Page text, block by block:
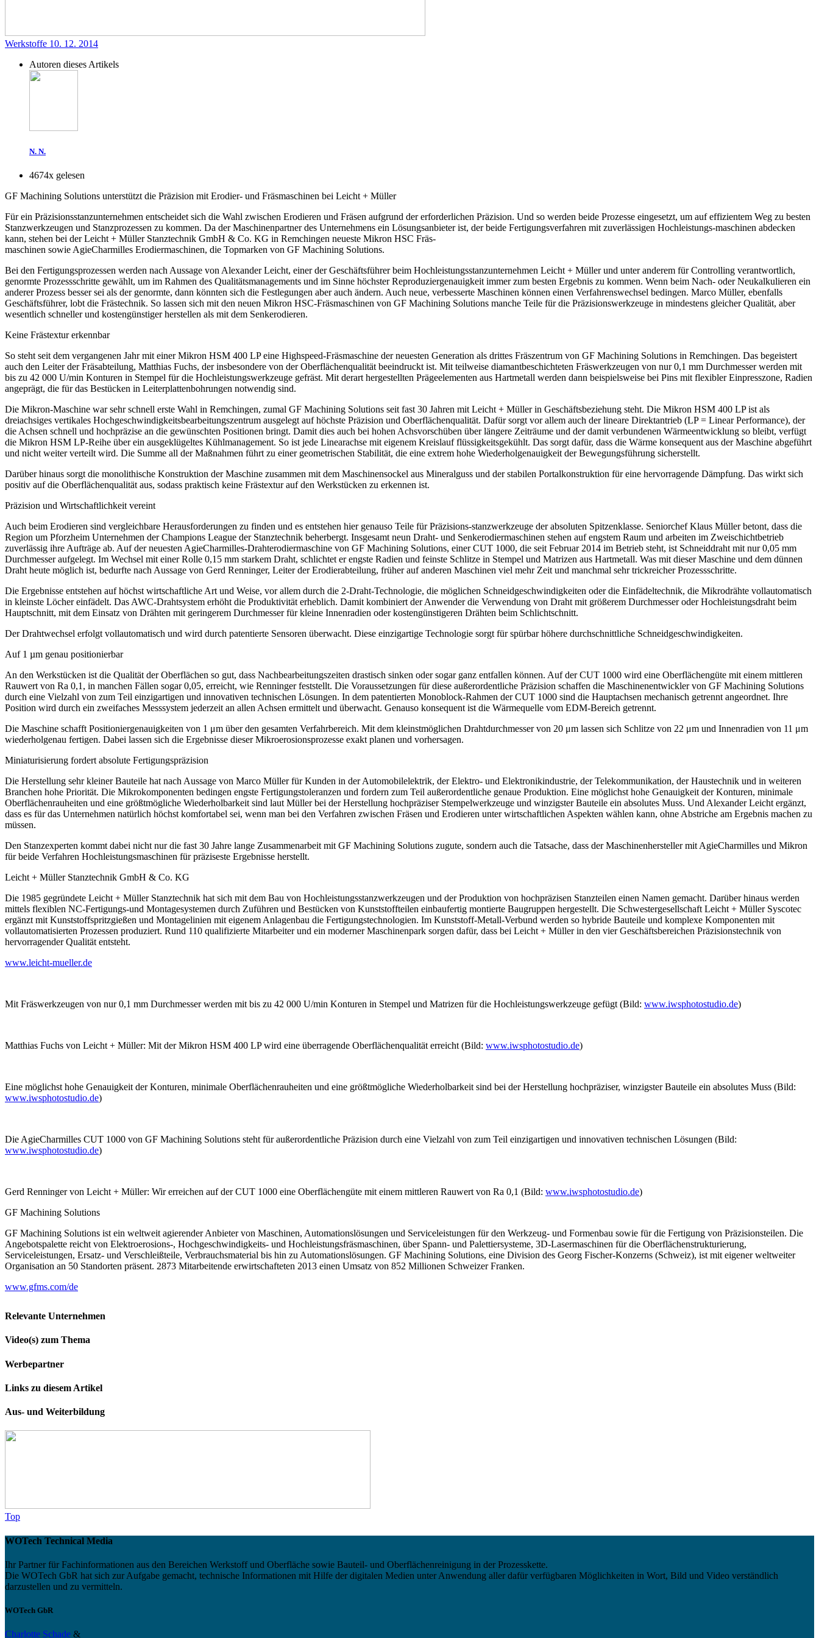
Werkstoffe 10. 12. 2014
Autoren dieses Artikels
N. N.
4674x gelesen
GF Machining Solutions unterstützt die Präzision mit Erodier- und Fräsmaschinen bei Leicht + Müller
Für ein Präzisionsstanzunternehmen entscheidet sich die Wahl zwischen Erodieren und Fräsen aufgrund der erforderlichen Präzision. Und so werden beide Prozesse eingesetzt, um auf effizientem Weg zu besten
Stanzwerkzeugen und Stanzprozessen zu kommen. Da der Maschinenpartner des Unternehmens ein Lösungsanbieter ist, der beide Fertigungsverfahren mit zuverlässigen Hochleistungs-maschinen abdecken
kann, stehen bei der Leicht + Müller Stanztechnik GmbH & Co. KG in Remchingen neueste Mikron HSC Fräs-
maschinen sowie AgieCharmilles Erodiermaschinen, die Topmarken von GF Machining Solutions.
Bei den Fertigungsprozessen werden nach Aussage von Alexander Leicht, einer der Geschäftsführer beim Hochleistungsstanzunternehmen Leicht + Müller und unter anderem für Controlling verantwortlich,
genormte Prozessschritte gewählt, um im Rahmen des Qualitätsmanagements und im Sinne höchster Reproduziergenauigkeit immer zum besten Ergebnis zu kommen. Wenn beim Nach- oder Neukalkulieren ein
anderer Prozess besser sei als der genormte, dann könnten sich die Festlegungen aber auch ändern. Auch neue, verbesserte Maschinen können einen Verfahrenswechsel bedingen. Marco Müller, ebenfalls
Geschäftsführer, lobt die Frästechnik. So lassen sich mit den neuen Mikron HSC-Fräsmaschinen von GF Machining Solutions manche Teile für die Präzisionswerkzeuge in mindestens gleicher Qualität, aber
wesentlich schneller und kostengünstiger herstellen als mit dem Senkerodieren.
Keine Frästextur erkennbar
So steht seit dem vergangenen Jahr mit einer Mikron HSM 400 LP eine Highspeed-Fräsmaschine der neuesten Generation als drittes Fräszentrum von GF Machining Solutions in Remchingen. Das begeistert
auch den Leiter der Fräsabteilung, Matthias Fuchs, der insbesondere von der Oberflächenqualität beeindruckt ist. Mit teilweise diamantbeschichteten Fräswerkzeugen von nur 0,1 mm Durchmesser werden mit
bis zu 42 000 U/min Konturen in Stempel für die Hochleistungswerkzeuge gefräst. Mit derart hergestellten Prägeelementen aus Hartmetall werden dann beispielsweise bei Pins mit flexibler Einpresszone, Radien
angeprägt, die für das Bestücken in Leiterplattenbohrungen notwendig sind.
Die Mikron-Maschine war sehr schnell erste­ Wahl in Remchingen, zumal GF Machining Solutions seit fast 30 Jahren mit Leicht + Müller in Geschäftsbeziehung steht. Die Mikron HSM 400 LP ist als
dreiachsiges vertikales Hochgeschwindigkeitsbearbeitungszentrum ausgelegt auf höchste Präzision und Oberflächenqualität. Dafür sorgt vor allem auch der lineare Direktantrieb (LP = Linear Performance), der
die Achsen schnell und hochpräzise an die gewünschten Positionen bringt. Damit dies auch bei hohen Achsvorschüben über längere Zeiträume und der damit verbundenen Wärmeentwicklung so bleibt, verfügt
die Mikron HSM LP-Reihe über ein ausgeklügeltes Kühlmanagement. So ist jede Linearachse mit eigenem Kreislauf flüssigkeitsgekühlt. Das sorgt dafür, dass die Wärme konsequent aus der Maschine abgeführt
und nicht weiter verteilt wird. Die Summe all der Maßnahmen führt zu einer geometrischen Stabilität, die eine extrem hohe Wiederholgenauigkeit der Bewegungsführung sicherstellt.
Darüber hinaus sorgt die monolithische Konstruktion der Maschine zusammen mit dem Maschinensockel aus Mineralguss und der stabilen Portalkonstruktion für eine hervorragende Dämpfung. Das wirkt sich
positiv auf die Oberflächenqualität aus, sodass praktisch keine Frästextur auf den Werkstücken zu erkennen ist.
Präzision und Wirtschaftlichkeit vereint
Auch beim Erodieren sind vergleichbare Herausforderungen zu finden und es entstehen hier genauso Teile für Präzisions-stanzwerkzeuge der absoluten Spitzenklasse. Seniorchef Klaus Müller betont, dass die
Region um Pforzheim Unternehmen der Champions League der Stanztechnik beherbergt. Insgesamt neun Draht- und Senkerodiermaschinen stehen auf engstem Raum und arbeiten im Zweischichtbetrieb
zuverlässig ihre Aufträge ab. Auf der neuesten AgieCharmilles-Drahterodiermaschine von GF Machining Solutions, einer CUT 1000, die seit Februar 2014 im Betrieb steht, ist Schneiddraht mit nur 0,05 mm
Durchmesser aufgelegt. Im Wechsel mit einer Rolle 0,15 mm starkem Draht, schlichtet er engste­ Radien und feinste Schlitze in Stempel und Matrizen aus Hartmetall. Was mit dieser Maschine und dem dünnen
Draht heute möglich ist, bedurfte nach Aussage von Gerd Renninger, Leiter der Erodierabteilung, früher auf anderen Maschinen viel mehr Zeit und manchmal sehr trickreicher Prozessschritte.
Die Ergebnisse entstehen auf höchst wirtschaftliche Art und Weise, vor allem durch die 2-Draht-Technologie, die möglichen Schneidgeschwindigkeiten oder die Einfädeltechnik, die Mikrodrähte vollautomatisch
in kleinste Löcher einfädelt. Das AWC-Drahtsystem erhöht die Produktivität erheblich. Damit kombiniert der Anwender­ die Verwendung von Draht mit größerem Durchmesser oder Hochleistungsdraht beim
Hauptschnitt, mit dem Einsatz von Drähten mit geringerem Durchmesser für kleine Innenradien oder kostengünstigeren Drähten beim Schlichtschnitt.
Der Drahtwechsel erfolgt vollautomatisch und wird durch patentierte Sensoren überwacht. Diese einzigartige Technologie sorgt für spürbar höhere durchschnittliche Schneidgeschwindigkeiten.
Auf 1 µm genau positionierbar
An den Werkstücken ist die Qualität der Oberflächen so gut, dass Nachbearbeitungszeiten drastisch sinken oder sogar ganz entfallen können. Auf der CUT 1000 wird eine Oberflächengüte mit einem mittleren
Rauwert von Ra 0,1, in manchen Fällen sogar 0,05, erreicht, wie Renninger feststellt. Die Voraussetzungen für diese außerordentliche Präzision schaffen die Maschinenentwickler von GF Machining Solutions
durch eine Vielzahl von zum Teil einzigartigen und innovativen technischen Lösungen. In dem patentierten Monoblock-Rahmen der CUT 1000 sind die Haupt­achsen mechanisch getrennt angeordnet. Ihre
Position wird durch ein zweifaches Messsystem jederzeit an allen Achsen ermittelt und überwacht. Genauso konsequent ist die Wärmequelle vom EDM-Bereich getrennt.
Die Maschine schafft Positioniergenauigkeiten von 1 μm über den gesamten Verfahrbereich. Mit dem kleinstmöglichen Drahtdurchmesser von 20 μm lassen sich Schlitze von 22 μm und Innenradien von 11 μm
wiederholgenau fertigen. Dabei lassen sich die Ergebnisse dieser Mikroerosionsprozesse exakt planen und vorhersagen.
Miniaturisierung fordert absolute Fertigungspräzision
Die Herstellung sehr kleiner Bauteile hat nach Aussage von Marco Müller für Kunden in der Automobilelektrik, der Elektro- und Elektronikindustrie, der Telekommunikation, der Haustechnik und in weiteren
Branchen hohe Priorität. Die Mikrokomponenten bedingen engste Fertigungstoleranzen und fordern zum Teil außerordentliche genaue Produktion. Eine möglichst hohe Genauigkeit der Konturen, minimale
Oberflächenrauheiten und eine größtmögliche Wiederholbarkeit sind laut Müller bei der Herstellung hochpräziser Stempelwerkzeuge und winzigster Bauteile ein absolutes Muss. Und Alexander Leicht ergänzt,
dass es für das Unternehmen natürlich höchst komfortabel sei, wenn man bei den Verfahren zwischen Fräsen und Erodieren unter wirtschaftlichen Aspekten wählen kann, ohne Abstriche am Ergebnis machen zu
müssen.
Den Stanzexperten kommt dabei nicht nur die fast 30 Jahre lange Zusammenarbeit mit GF Machining Solutions zugute, sondern auch die Tatsache, dass der Maschinenhersteller mit AgieCharmilles und Mikron
für beide Verfahren Hochleistungsmaschinen für präziseste Ergebnisse herstellt.
Leicht + Müller Stanztechnik GmbH & Co. KG
Die 1985 gegründete Leicht + Müller Stanztechnik hat sich mit dem Bau von Hochleistungsstanzwerkzeugen­ und der Produktion von hochpräzisen­ Stanzteilen einen Namen gemacht. Darüber hinaus werden
mittels flexiblen NC-Fertigungs-und Montage­systemen durch Zuführen und Bestücken von Kunststoffteilen einbaufertig montierte Baugruppen hergestellt. Die Schwestergesellschaft Leicht + Müller Syscotec
ergänzt mit Kunststoffspritzgießen und Montage­linien mit eigenem Anlagenbau die Fertigungstechnologien. Im Kunststoff-Metall-Verbund werden so hybride Bauteile und komplexe Komponenten mit
vollautomatisierten Prozessen produziert. Rund 110 qualifizierte Mitarbeiter und ein moderner Maschinenpark sorgen dafür, dass bei Leicht + Müller in den vier Geschäftsbereichen Präzisionstechnik von
hervorragender Qualität entsteht.
www.leicht-mueller.de
Mit Fräswerkzeugen von nur 0,1 mm Durchmesser werden mit bis zu 42 000 U/min Konturen in Stempel und Matrizen für die Hochleistungswerkzeuge gefügt (Bild: www.iwsphotostudio.de)
Matthias Fuchs von Leicht + Müller: Mit der Mikron HSM 400 LP wird eine überragende Oberflächenqualität erreicht (Bild: www.iwsphotostudio.de)
Eine möglichst hohe Genauigkeit der Konturen, minimale Oberflächenrauheiten und eine größtmögliche Wiederholbarkeit sind bei der Herstellung hochpräziser, winzigster Bauteile ein absolutes Muss (Bild:
www.iwsphotostudio.de)
Die AgieCharmilles CUT 1000 von GF Machining Solutions steht für außerordentliche Präzision durch eine Vielzahl von zum Teil einzigartigen und innovativen technischen Lösungen (Bild:
www.iwsphotostudio.de)
Gerd Renninger von Leicht + Müller: Wir erreichen auf der CUT 1000 eine Oberflächengüte mit einem mittleren Rauwert von Ra 0,1 (Bild: www.iwsphotostudio.de)
GF Machining Solutions
GF Machining Solutions ist ein weltweit agierender Anbieter von Maschinen, ­Automationslösungen und Serviceleistungen für den Werkzeug- und Formenbau sowie für die Fertigung von Präzisionsteilen. Die
Angebotspalette reicht von Elektroerosions-, Hochgeschwindig­keits- und Hochleistungsfräsmaschinen,­ über Spann- und Palettiersysteme, 3D-Lasermaschinen für die Oberflächenstrukturierung,
Serviceleistungen, Ersatz- und Verschleißteile, Verbrauchsmaterial bis hin zu Automationslösungen. GF Machining Solutions, eine Division des Georg Fischer-Konzerns (Schweiz), ist mit eigener weltweiter
Organisation an 50 Standorten präsent. 2873 Mitarbeitende erwirtschafteten 2013 einen Umsatz von 852 Millionen Schweizer Franken.
www.gfms.com/de
Relevante Unternehmen
Video(s) zum Thema
Werbepartner
Links zu diesem Artikel
Aus- und Weiterbildung
Top
WOTech Technical Media
Ihr Partner für Fachinformationen aus den Bereichen Werkstoff und Oberfläche sowie Bauteil- und Oberflächenreinigung in der Prozesskette.
Die WOTech GbR hat sich zur Aufgabe gemacht, technische Informationen mit Hilfe der digitalen Medien unter Anwendung aller dafür verfügbaren Möglichkeiten in Wort, Bild und Video verständlich
darzustellen und zu vermitteln.
WOTech GbR
Charlotte Schade &